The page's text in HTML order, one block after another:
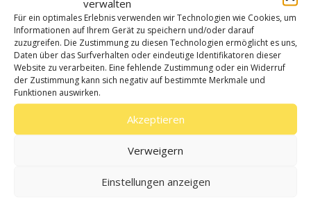
verwalten
Für ein optimales Erlebnis verwenden wir Technologien wie Cookies, um
Informationen auf Ihrem Gerät zu speichern und/oder darauf
zuzugreifen. Die Zustimmung zu diesen Technologien ermöglicht es uns,
Daten über das Surfverhalten oder eindeutige Identifikatoren dieser
Website zu verarbeiten. Eine fehlende Zustimmung oder ein Widerruf
der Zustimmung kann sich negativ auf bestimmte Merkmale und
Funktionen auswirken.
Akzeptieren
Verweigern
Einstellungen anzeigen
Schluss Bohnen, eventuell Reis, Tomatenmark und
Gewürze.
Tortillas kannst du für hausgemachte Burritos rasch
selbst herstellen oder kaufen. Mische dafür 350 Gramm
Weizenmehl, 180 Gramm warmes Wasser und eine gute
Messerspitze voll Salz. Verknete alles zum elastischen
Teig, der sich vom Schüsselrand löst. Lasse ihn als
Kugel 15 Minuten ruhen, so wird er fluffiger. Reibe die
Kugel noch mit etwas natives Olivenöl extra aus
Spanien ein, damit sie nicht austrocknet. Rolle den Teig
schließlich zu sechs Tortillas aus und backe sie
beidseitig in der Pfanne.